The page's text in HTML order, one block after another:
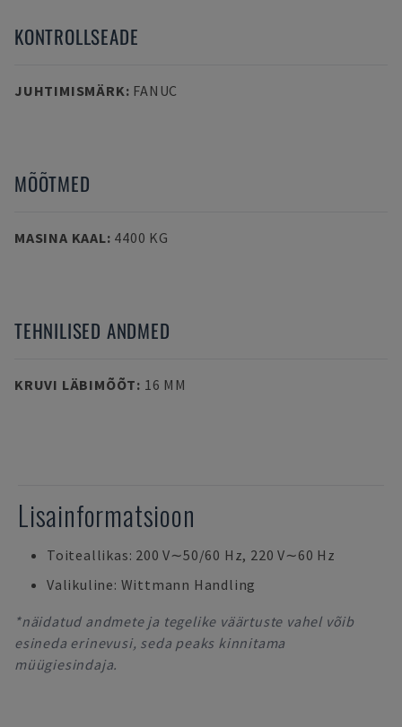
KONTROLLSEADE
JUHTIMISMÄRK: FANUC
MÕÕTMED
MASINA KAAL: 4400 KG
TEHNILISED ANDMED
KRUVI LÄBIMÕÕT: 16 MM
Lisainformatsioon
Toiteallikas: 200 V∼50/60 Hz, 220 V∼60 Hz
Valikuline: Wittmann Handling
*näidatud andmete ja tegelike väärtuste vahel võib
esineda erinevusi, seda peaks kinnitama
müügiesindaja.